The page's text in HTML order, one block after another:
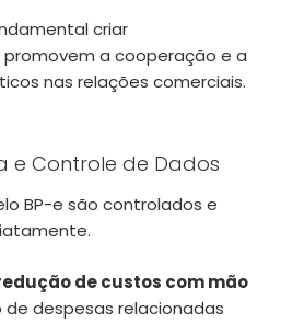
criar
a cooperação e a
nas relações comerciais.
e Controle de Dados
BP-e são controlados e
de custos com mão
de despesas relacionadas